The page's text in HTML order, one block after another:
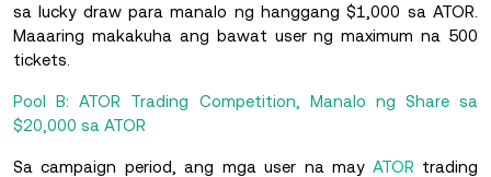
sa lucky draw para manalo ng hanggang $1,000 sa ATOR.
Maaaring makakuha ang bawat user ng maximum na 500
tickets.
Pool B: ATOR Trading Competition, Manalo ng Share sa
$20,000 sa ATOR
Sa campaign period, ang mga user na may ATOR trading